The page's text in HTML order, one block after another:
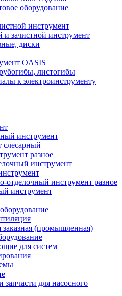
оборудование
инструмент
и зачистной инструмент
диски
OASIS
листогибы
к электроинструменту
инструмент
слесарный
разное
инструмент
отделочный инструмент разное
инструмент
заказная (промышленная)
для систем
для насосного